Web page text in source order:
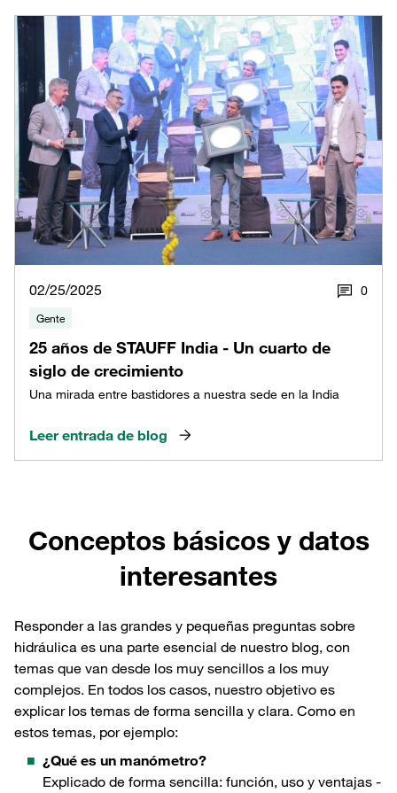
02/25/2025 0
Gente
25 años de STAUFF India - Un cuarto de
siglo de crecimiento
Una mirada entre bastidores a nuestra sede en la India
Leer entrada de blog
Conceptos básicos y datos
interesantes
Responder a las grandes y pequeñas preguntas sobre
hidráulica es una parte esencial de nuestro blog, con
temas que van desde los muy sencillos a los muy
complejos. En todos los casos, nuestro objetivo es
explicar los temas de forma sencilla y clara. Como en
estos temas, por ejemplo:
¿Qué es un manómetro?
Explicado de forma sencilla: función, uso y ventajas -